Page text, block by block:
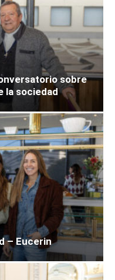
sobre
la sociedad
– Eucerin